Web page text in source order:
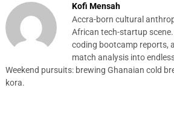
Kofi Mensah
Accra-born cultural
African tech-startup
coding bootcamp reports,
match analysis into
Weekend pursuits: brewing Ghanaian cold
kora.